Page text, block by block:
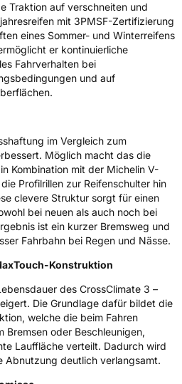
/ Alpine-SymbolJa
(GPSR)
FRANCAISE DES
MICHELIN, place des
23 63000 Clermont-
contact@tc.michelin.eu
Traktion auf verschneiten und
mit 3PMSF-Zertifizierung
eines Sommer- und Winterreifens
er kontinuierliche
Fahrverhalten bei
und auf
im Vergleich zum
Möglich macht das die
Kombination mit der Michelin V-
Profilrillen zur Reifenschulter hin
clevere Struktur sorgt für einen
bei neuen als auch noch bei
ist ein kurzer Bremsweg und
Fahrbahn bei Regen und Nässe.
Konstruktion
des CrossClimate 3 –
Die Grundlage dafür bildet die
welche die beim Fahren
oder Beschleunigen,
Lauffläche verteilt. Dadurch wird
Abnutzung deutlich verlangsamt.